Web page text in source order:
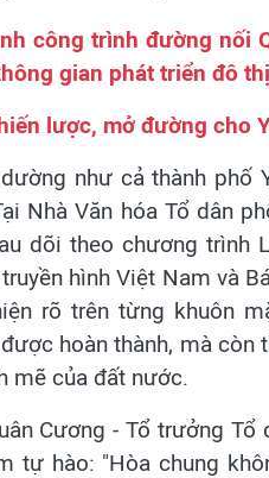
công trình đường nối
gian phát triển đô thị
lược, mở đường cho
như cả thành phố
Nhà Văn hóa Tổ dân
dõi theo chương trình
hình Việt Nam và
rõ trên từng khuôn
hoàn thành, mà
mẽ của đất nước.
Cương - Tổ trưởng
tự hào: "Hòa chung